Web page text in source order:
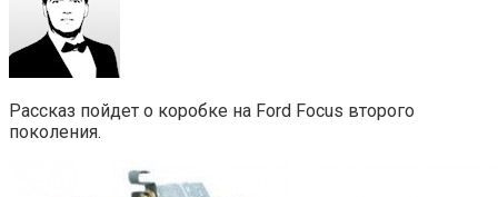
Рассказ пойдет о коробке на Ford Focus второго
поколения.